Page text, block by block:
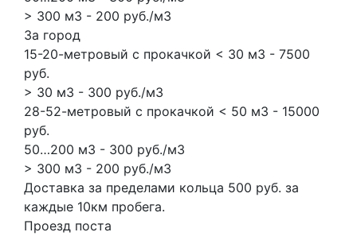
> 300 м3 - 200 руб./м3
За город
15-20-метровый с прокачкой < 30 м3 - 7500
руб.
> 30 м3 - 300 руб./м3
28-52-метровый с прокачкой < 50 м3 - 15000
руб.
50…200 м3 - 300 руб./м3
> 300 м3 - 200 руб./м3
Доставка за пределами кольца 500 руб. за
каждые 10км пробега.
Проезд поста